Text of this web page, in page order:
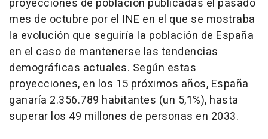
proyecciones de población publicadas el pasado
mes de octubre por el INE en el que se mostraba
la evolución que seguiría la población de España
en el caso de mantenerse las tendencias
demográficas actuales. Según estas
proyecciones, en los 15 próximos años, España
ganaría 2.356.789 habitantes (un 5,1%), hasta
superar los 49 millones de personas en 2033.